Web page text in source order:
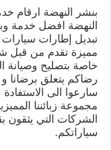
بنشر النهضة ارقام
النهضة افضل خدمة
تبديل إطارات
مميزة تقدم من قبل
خاصة بتصليح وصيانة
رضاكم يتعلق برضانا و
سارعوا الى
مجموعة زبائننا
الشركات التي يثقون
سياراتكم.